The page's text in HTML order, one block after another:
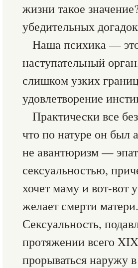
жизни такое
убедительных
Наша психика —
наступательный
слишком узких
удовлетворение
Практически все
что по натуре он был
не авантюризм —
сексуальностью,
хочет маму и вот-вот
желает смерти
Сексуальность,
протяжении всего
прорываться наружу